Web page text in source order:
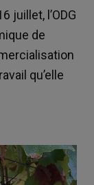
juillet, l’ODG
de
qu’elle